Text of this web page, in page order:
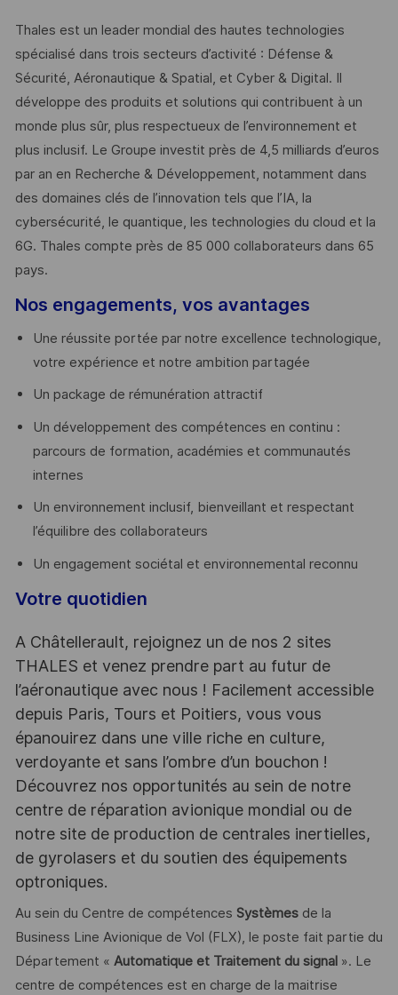
Thales est un leader mondial des hautes technologies
spécialisé dans trois secteurs d’activité : Défense &
Sécurité, Aéronautique & Spatial, et Cyber & Digital. Il
développe des produits et solutions qui contribuent à un
monde plus sûr, plus respectueux de l’environnement et
plus inclusif. Le Groupe investit près de 4,5 milliards d’euros
par an en Recherche & Développement, notamment dans
des domaines clés de l’innovation tels que l’IA, la
cybersécurité, le quantique, les technologies du cloud et la
6G. Thales compte près de 85 000 collaborateurs dans 65
pays. ​
Nos engagements, vos avantages
Une réussite portée par notre excellence technologique,
votre expérience et notre ambition partagée
Un package de rémunération attractif
Un développement des compétences en continu :
parcours de formation, académies et communautés
internes
Un environnement inclusif, bienveillant et respectant
l’équilibre des collaborateurs
Un engagement sociétal et environnemental reconnu
Votre quotidien
A Châtellerault, rejoignez un de nos 2 sites
THALES et venez prendre part au futur de
l’aéronautique avec nous ! Facilement accessible
depuis Paris, Tours et Poitiers, vous vous
épanouirez dans une ville riche en culture,
verdoyante et sans l’ombre d’un bouchon !
Découvrez nos opportunités au sein de notre
centre de réparation avionique mondial ou de
notre site de production de centrales inertielles,
de gyrolasers et du soutien des équipements
optroniques.
Au sein du Centre de compétences Systèmes de la
Business Line Avionique de Vol (FLX), le poste fait partie du
Département « Automatique et Traitement du signal ». Le
centre de compétences est en charge de la maitrise